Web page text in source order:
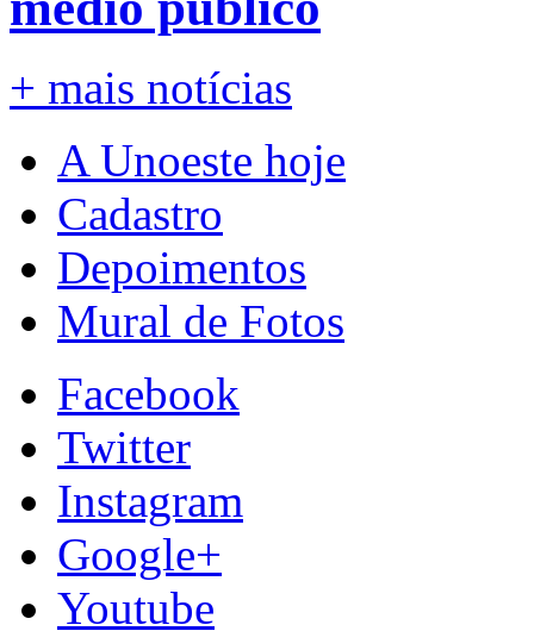
+ mais notícias
A Unoeste hoje
Cadastro
Depoimentos
Mural de Fotos
Facebook
Twitter
Instagram
Google+
Youtube